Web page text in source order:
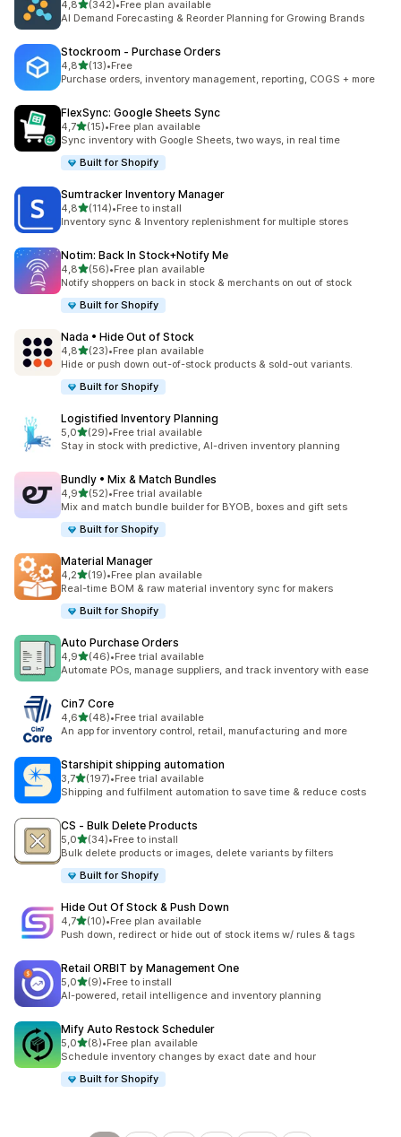
4,8z 5 hvězd
(342)
Celkový počet recenzí: 342
•Free plan available
AI Demand Forecasting & Reorder Planning for Growing Brands
Stockroom ‑ Purchase Orders
4,8z 5 hvězd
(13)
Celkový počet recenzí: 13
•Free
Purchase orders, inventory management, reporting, COGS + more
FlexSync: Google Sheets Sync
4,7z 5 hvězd
(15)
Celkový počet recenzí: 15
•Free plan available
Sync inventory with Google Sheets, two ways, in real time
Built for Shopify
Sumtracker Inventory Manager
4,8z 5 hvězd
(114)
Celkový počet recenzí: 114
•Free to install
Inventory sync & Inventory replenishment for multiple stores
Notim: Back In Stock+Notify Me
4,8z 5 hvězd
(56)
Celkový počet recenzí: 56
•Free plan available
Notify shoppers on back in stock & merchants on out of stock
Built for Shopify
Nada • Hide Out of Stock
4,8z 5 hvězd
(23)
Celkový počet recenzí: 23
•Free plan available
Hide or push down out-of-stock products & sold-out variants.
Built for Shopify
Logistified Inventory Planning
5,0z 5 hvězd
(29)
Celkový počet recenzí: 29
•Free trial available
Stay in stock with predictive, AI-driven inventory planning
Bundly • Mix & Match Bundles
4,9z 5 hvězd
(52)
Celkový počet recenzí: 52
•Free trial available
Mix and match bundle builder for BYOB, boxes and gift sets
Built for Shopify
Material Manager
4,2z 5 hvězd
(19)
Celkový počet recenzí: 19
•Free plan available
Real-time BOM & raw material inventory sync for makers
Built for Shopify
Auto Purchase Orders
4,9z 5 hvězd
(46)
Celkový počet recenzí: 46
•Free trial available
Automate POs, manage suppliers, and track inventory with ease
Cin7 Core
4,6z 5 hvězd
(48)
Celkový počet recenzí: 48
•Free trial available
An app for inventory control, retail, manufacturing and more
Starshipit shipping automation
3,7z 5 hvězd
(197)
Celkový počet recenzí: 197
•Free trial available
Shipping and fulfilment automation to save time & reduce costs
CS ‑ Bulk Delete Products
5,0z 5 hvězd
(34)
Celkový počet recenzí: 34
•Free to install
Bulk delete products or images, delete variants by filters
Built for Shopify
Hide Out Of Stock & Push Down
4,7z 5 hvězd
(10)
Celkový počet recenzí: 10
•Free plan available
Push down, redirect or hide out of stock items w/ rules & tags
Retail ORBIT by Management One
5,0z 5 hvězd
(9)
Celkový počet recenzí: 9
•Free to install
AI-powered, retail intelligence and inventory planning
Mify Auto Restock Scheduler
5,0z 5 hvězd
(8)
Celkový počet recenzí: 8
•Free plan available
Schedule inventory changes by exact date and hour
Built for Shopify